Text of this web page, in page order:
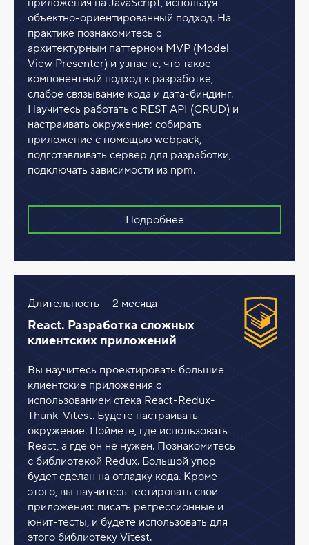
объектно-ориентированный подход. На
практике познакомитесь с
архитектурным паттерном MVP (Model
View Presenter) и узнаете, что такое
компонентный подход к разработке,
слабое связывание кода и дата-биндинг.
Научитесь работать с REST API (CRUD) и
настраивать окружение: собирать
приложение с помощью webpack,
подготавливать сервер для разработки,
подключать зависимости из npm.
Подробнее
Длительность — 2 месяца
React. Разработка сложных
клиентских приложений
Вы научитесь проектировать большие
клиентские приложения с
использованием стека React-Redux-
Thunk-Vitest. Будете настраивать
окружение. Поймёте, где использовать
React, а где он не нужен. Познакомитесь
с библиотекой Redux. Большой упор
будет сделан на отладку кода. Кроме
этого, вы научитесь тестировать свои
приложения: писать регрессионные и
юнит-тесты, и будете использовать для
этого библиотеку Vitest.